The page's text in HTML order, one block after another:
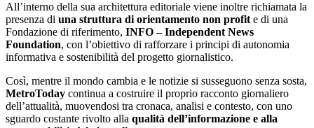
All’interno della sua architettura editoriale viene inoltre richiamata la
presenza di una struttura di orientamento non profit e di una
Fondazione di riferimento, INFO – Independent News
Foundation, con l’obiettivo di rafforzare i principi di autonomia
informativa e sostenibilità del progetto giornalistico.
Così, mentre il mondo cambia e le notizie si susseguono senza sosta,
MetroToday continua a costruire il proprio racconto giornaliero
dell’attualità, muovendosi tra cronaca, analisi e contesto, con uno
sguardo costante rivolto alla qualità dell’informazione e alla